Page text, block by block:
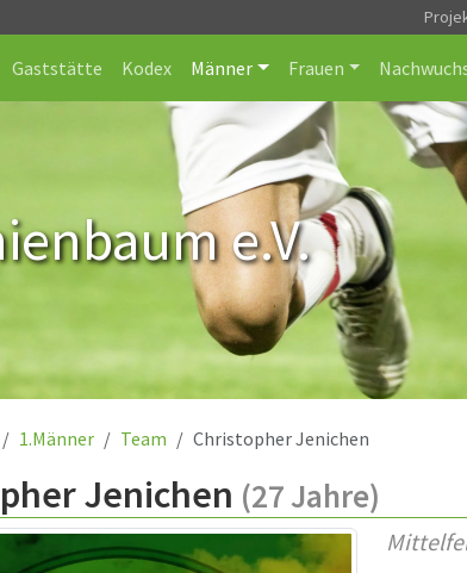
Gaststätte Kodex Männer Frauen
e.V.
1.Männer Team Christopher Jenichen
Jenichen (27 Jahre)